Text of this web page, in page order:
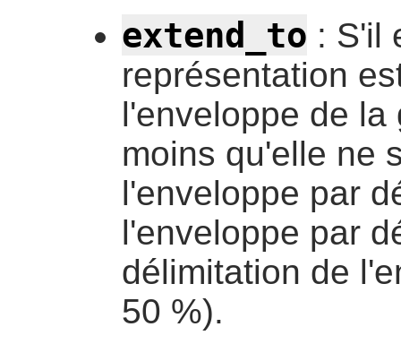
extend_to : S'il
représentation
l'enveloppe de la
moins qu'elle ne
l'enveloppe par
l'enveloppe par
délimitation de
50 %).